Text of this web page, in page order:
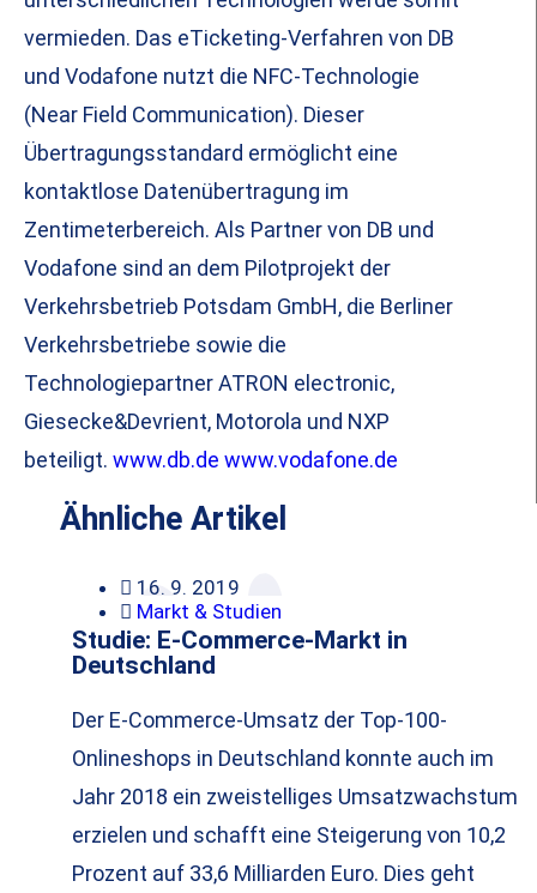
vermieden. Das eTicketing-Verfahren von DB
und Vodafone nutzt die NFC-Technologie
(Near Field Communication). Dieser
Übertragungsstandard ermöglicht eine
kontaktlose Datenübertragung im
Zentimeterbereich. Als Partner von DB und
Vodafone sind an dem Pilotprojekt der
Verkehrsbetrieb Potsdam GmbH, die Berliner
Verkehrsbetriebe sowie die
Technologiepartner ATRON electronic,
Giesecke&Devrient, Motorola und NXP
beteiligt. www.db.de www.vodafone.de
Ähnliche Artikel
16. 9. 2019
Markt & Studien
Studie: E-Commerce-Markt in
Deutschland
Der E-Commerce-Umsatz der Top-100-
Onlineshops in Deutschland konnte auch im
Jahr 2018 ein zweistelliges Umsatzwachstum
erzielen und schafft eine Steigerung von 10,2
Prozent auf 33,6 Milliarden Euro. Dies geht